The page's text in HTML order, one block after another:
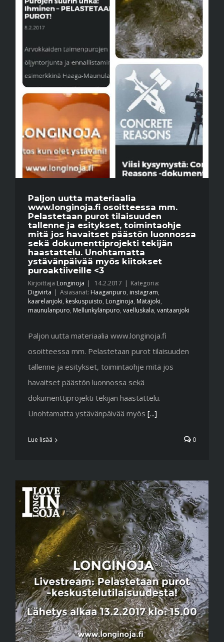
Paljon uutta materiaalia
www.longinoja.fi osoitteessa mm.
Pelastetaan purot tilaisuuden
tallenne ja esitykset, toimintaohje
mitä jos havaitset päästön luonnossa
sekä dokumenttiprojekti tekijän
haastattelu. Unohtamatta
ystävänpäivää myös kiitokset
puroaktiiveille <3
Kirjoittaja Longinoja 14.2.2017
Kategoria:
Digivirta
Asiasanat: Haaganpuro, instagram,
kaarelanjoki, keskuspuisto, Longinoja, Mätäjoki,
maunulanpuro, Mellunkylänpuro, vaelluskala, vantaanjoki
Paljon uutta materiaalia www.longinoja.fi
osoitteessa mm. Pelastetaan purot tilaisuuden
tallenne ja esitykset, toimintaohje mitä jos
havaitset päästön luonnossa sekä
dokumenttiprojekti tekijän haastattelu.
Unohtamatta ystävänpäivää myös [...]
Lue lisää 0